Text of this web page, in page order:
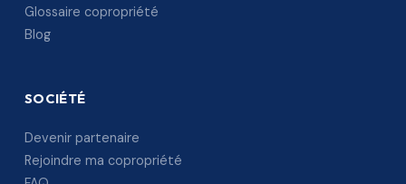
Glossaire copropriété
Blog
SOCIÉTÉ
Devenir partenaire
Rejoindre ma copropriété